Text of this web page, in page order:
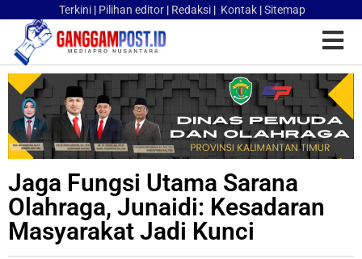
Terkini | Pilihan editor | Redaksi | Kontak |Sitemap
Jaga Fungsi Utama Sarana
Olahraga, Junaidi: Kesadaran
Masyarakat Jadi Kunci